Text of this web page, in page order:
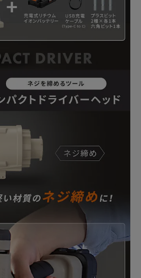
：3枚、サンドペーパー 120番：3枚
いる、140×97mm三角形タイプの木
使用できます。
外しの際は、バッテリーを取り外して
ド除く)
高さ約11.3
く)